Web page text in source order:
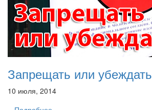
Запрещать или убеждать
10 июля, 2014